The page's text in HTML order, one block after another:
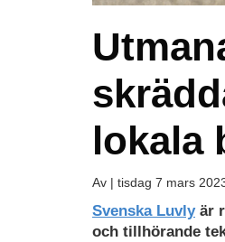
lokala
Av | tisdag 7 mars
Svenska Luvlyär
och tillhörande